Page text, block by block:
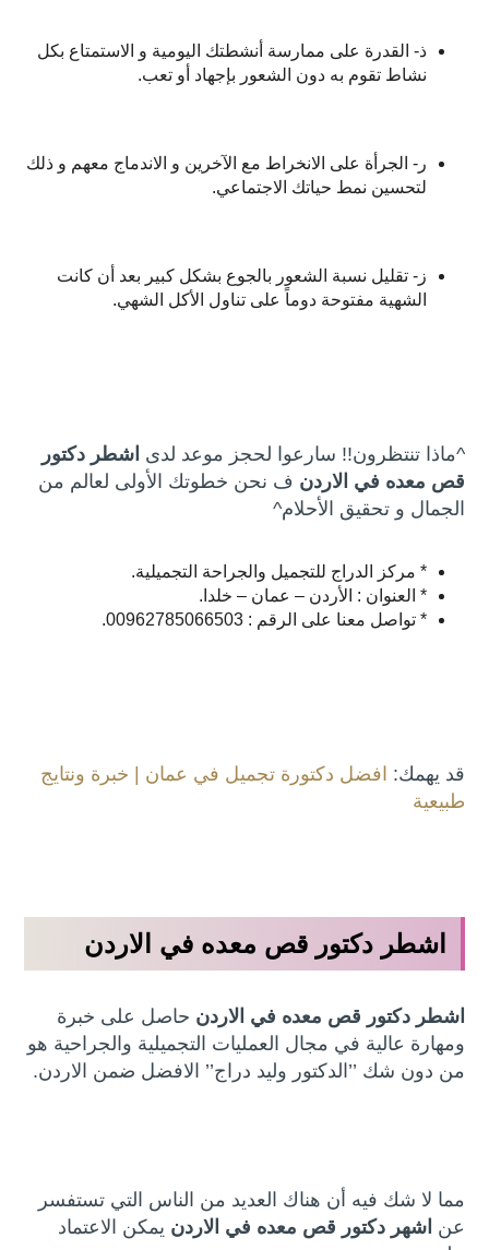
ذ‌- القدرة على ممارسة أنشطتك اليومية و الاستمتاع بكل
نشاط تقوم به دون الشعور بإجهاد أو تعب.
ر‌- الجرأة على الانخراط مع الآخرين و الاندماج معهم و ذلك
لتحسين نمط حياتك الاجتماعي.
ز‌- تقليل نسبة الشعور بالجوع بشكل كبير بعد أن كانت
الشهية مفتوحة دوماً على تناول الأكل الشهي.
^ماذا تنتظرون!! سارعوا لحجز موعد لدى اشطر دكتور
قص معده في الاردن ف نحن خطوتك الأولى لعالم من
الجمال و تحقيق الأحلام^
* مركز الدراج للتجميل والجراحة التجميلية.
* العنوان : الأردن – عمان – خلدا.
* تواصل معنا على الرقم : 00962785066503.
قد يهمك: افضل دكتورة تجميل في عمان | خبرة ونتايج
طبيعية
اشطر دكتور قص معده في الاردن
اشطر دكتور قص معده في الاردن حاصل على خبرة
ومهارة عالية في مجال العمليات التجميلية والجراحية هو
من دون شك ’’الدكتور وليد دراج’’ الافضل ضمن الاردن.
مما لا شك فيه أن هناك العديد من الناس التي تستفسر
عن اشهر دكتور قص معده في الاردن يمكن الاعتماد